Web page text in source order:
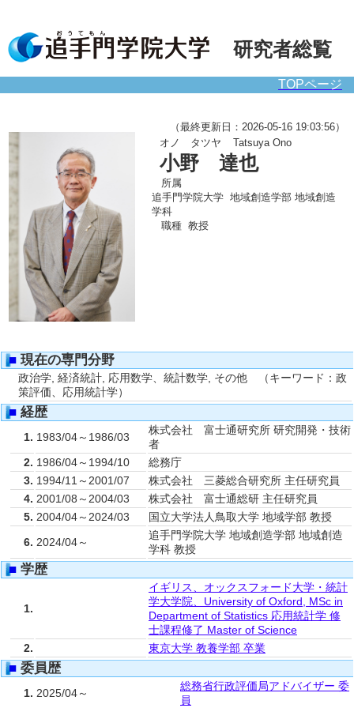
研究者総覧
TOPページ
（最終更新日：2026-05-16 19:03:56）
オノ タツヤ
Tatsuya Ono
小野 達也
所属
追手門学院大学 地域創造学部 地域創造
学科
職種 教授
■ 現在の専門分野
政治学, 経済統計, 応用数学、統計数学, その他 （キーワード：政
策評価、応用統計学）
■ 経歴
1. 1983/04～1986/03
株式会社 富士通研究所 研究開発・技術
者
2. 1986/04～1994/10
総務庁
3. 1994/11～2001/07
株式会社 三菱総合研究所 主任研究員
4. 2001/08～2004/03
株式会社 富士通総研 主任研究員
5. 2004/04～2024/03 国立大学法人鳥取大学 地域学部 教授
6. 2024/04～
追手門学院大学 地域創造学部 地域創造
学科 教授
■ 学歴
1.
イギリス、オックスフォード大学・統計
学大学院、University of Oxford, MSc in
Department of Statistics 応用統計学 修
士課程修了 Master of Science
2.
東京大学 教養学部 卒業
■ 委員歴
1. 2025/04～
総務省行政評価局アドバイザー 委
員